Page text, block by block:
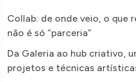
Collab: de onde veio, o que
não é só “parceria”
Da Galeria ao hub criativo,
projetos e técnicas